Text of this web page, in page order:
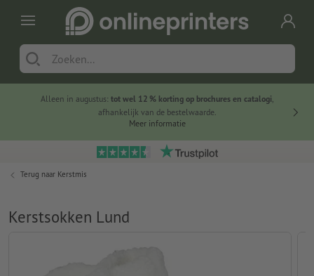
Alleen in augustus: tot wel 12 % korting op brochures en catalogi,
afhankelijk van de bestelwaarde.
Meer informatie
Terug naar Kerstmis
Kerstsokken Lund